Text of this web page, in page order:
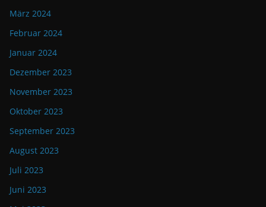
März 2024
Februar 2024
Januar 2024
Dezember 2023
November 2023
Oktober 2023
September 2023
August 2023
Juli 2023
Juni 2023